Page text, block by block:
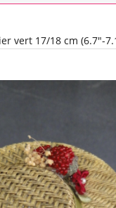
vert 17/18 cm (6.7"-